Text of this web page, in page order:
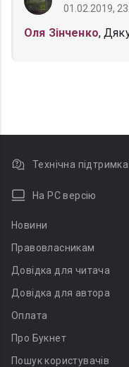
01.02.2019,
Оля Зінченко,
Технічна підтримка
На PC версію
Новини
Правовласникам
Довідка для читача
Довідка для автора
Оплата
Про Букнет
Пошук користувачів